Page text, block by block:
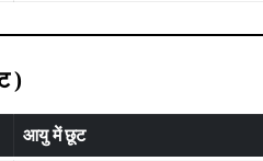
)
आयु में छूट